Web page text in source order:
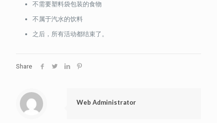
不需要塑料袋包装的食物
不属于汽水的饮料
之后，所有活动都结束了。
Share
Web Administrator